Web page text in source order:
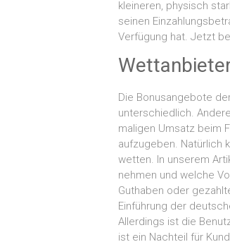
kleineren, physisch
seinen
Verfügung hat. Jetzt
Die Bonusangebote
unterschiedlich.
maligen Umsatz beim
aufzugeben. Natürlich
wetten. In unserem
nehmen und welche
Guthaben oder
Einführung der
Allerdings ist die
ist ein Nachteil für